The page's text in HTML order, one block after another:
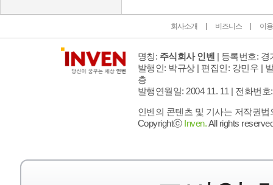
회사소개 비즈니스 이
명칭: 주식회사 인벤 | 등록번호: 경
발행인: 박규상 | 편집인: 강민우 |
층
발행연월일: 2004 11. 11 | 전화번호
인벤의 콘텐츠 및 기사는 저작권
Copyrightⓒ Inven.All rights